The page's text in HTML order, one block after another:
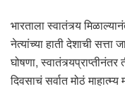
भारताला स्वातंत्र्य
नेत्यांच्या हाती देशाची
घोषणा, स्वातंत्र्यप्राप्तीनंतर
दिवसाचं सर्वात मोठं